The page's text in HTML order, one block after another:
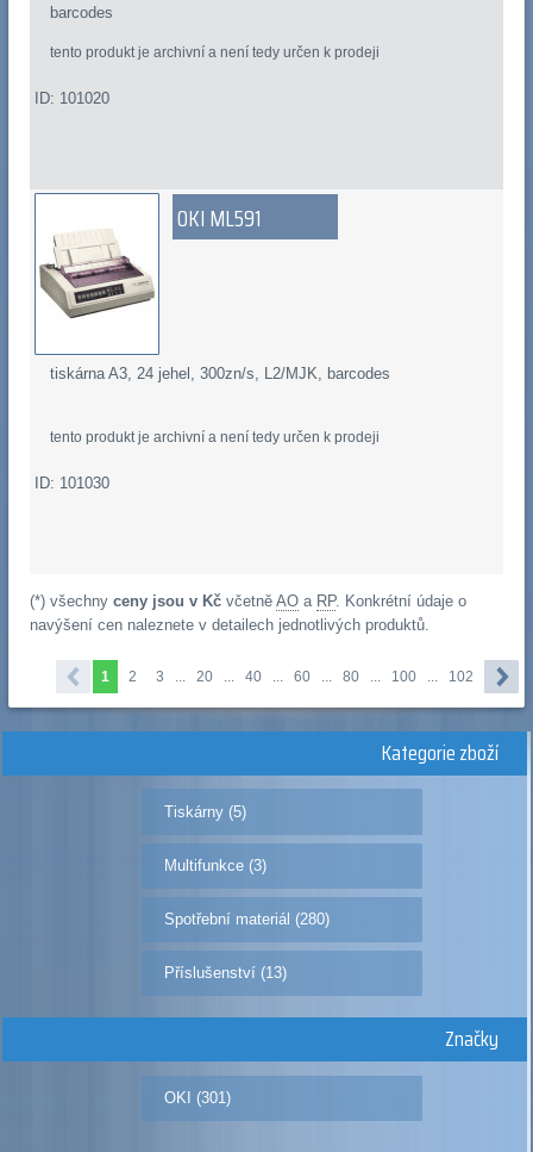
barcodes
tento produkt je archivní a není tedy určen k prodeji
ID: 101020
OKI ML591
tiskárna A3, 24 jehel, 300zn/s, L2/MJK, barcodes
tento produkt je archivní a není tedy určen k prodeji
ID: 101030
(*) všechny ceny jsou v Kčvčetně AOa RP. Konkrétní údaje o
navýšení cen naleznete v detailech jednotlivých produktů.
1 2 3 ... 20 ... 40 ... 60 ... 80 ... 100 ... 102
Kategorie zboží
Tiskárny (5)
Multifunkce (3)
Spotřební materiál (280)
Příslušenství (13)
Značky
OKI (301)